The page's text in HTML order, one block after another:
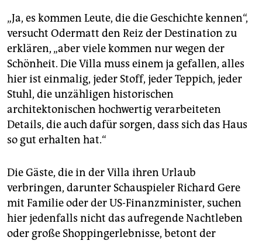
„Ja, es kommen Leute, die die Geschichte kennen“,
versucht Odermatt den Reiz der Destination zu
erklären, „aber viele kommen nur wegen der
Schönheit. Die Villa muss einem ja gefallen, alles
hier ist einmalig, jeder Stoff, jeder Teppich, jeder
Stuhl, die unzähligen historischen
architektonischen hochwertig verarbeiteten
Details, die auch dafür sorgen, dass sich das Haus
so gut erhalten hat.“
Die Gäste, die in der Villa ihren Urlaub
verbringen, darunter Schauspieler Richard Gere
mit Familie oder der US-Finanzminister, suchen
hier jedenfalls nicht das aufregende Nachtleben
oder große Shoppingerlebnisse, betont der